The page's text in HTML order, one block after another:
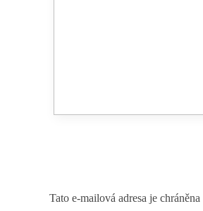
Tato e-mailová adresa je